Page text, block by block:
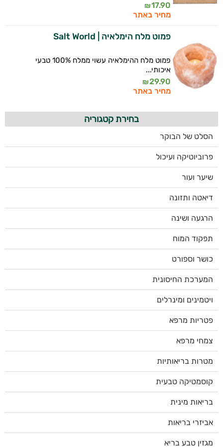
17.90
₪
מחיר באתר
פמוט מלח הימלאיה | Salt World
פמוט מלח ההימלאיה עשוי ממלח 100% טבעי
איכותי...
29.90
₪
מחיר באתר
בחירת קטגוריה
הסלט של הבוקר
פרוביוטיקה ועיכול
שיער ועור
דיאטה ותזונה
הרגעה ושינה
תפקוד המוח
כושר וספורט
המערכת החיסונית
ויטמינים ומינרלים
פטריות מרפא
צמחי מרפא
מטרות בריאותיות
קוסמטיקה טבעית
בריאות מינית
אביזרי בריאות
מגזין טבע בריא